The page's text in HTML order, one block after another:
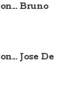
Bruno
Jose De